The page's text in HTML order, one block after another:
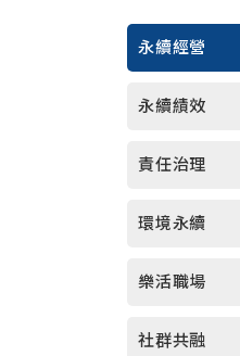
永續經營
永續績效
責任治理
環境永續
樂活職場
社群共融